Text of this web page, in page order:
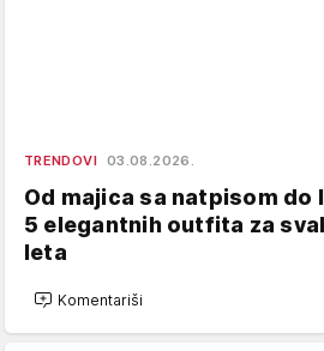
TRENDOVI 03.08.2026.
Od majica sa natpisom do
5 elegantnih outfita za
leta
Komentariši